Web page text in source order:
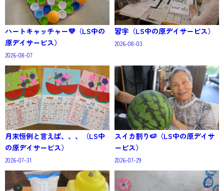
ハートキャッチャー💜（LS中の
原デイサービス）
2026-08-07
習字（LS中の原デイサービス）
2026-08-03
月末恒例と言えば、、、（LS中
の原デイサービス）
2026-07-31
スイカ割り🍉（LS中の原デイサ
ービス）
2026-07-29